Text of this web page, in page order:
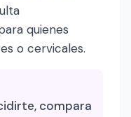
quienes
o cervicales.
compara